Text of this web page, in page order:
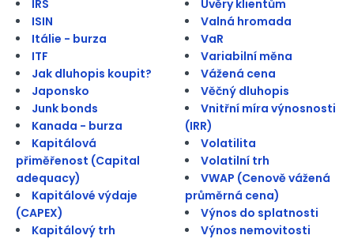
IRS
ISIN
Itálie - burza
ITF
Jak dluhopis koupit?
Japonsko
Junk bonds
Kanada - burza
Kapitálová
přiměřenost (Capital
adequacy)
Kapitálové výdaje
(CAPEX)
Kapitálový trh
Úvěry klientům
Valná hromada
VaR
Variabilní měna
Vážená cena
Věčný dluhopis
Vnitřní míra výnosnosti
(IRR)
Volatilita
Volatilní trh
VWAP (Cenově vážená
průměrná cena)
Výnos do splatnosti
Výnos nemovitosti